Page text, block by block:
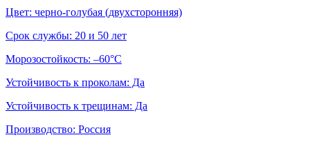
Цвет: черно-голубая (двухсторонняя)
Срок службы: 20 и 50 лет
Морозостойкость: –60°С
Устойчивость к проколам: Да
Устойчивость к трещинам: Да
Производство: Россия